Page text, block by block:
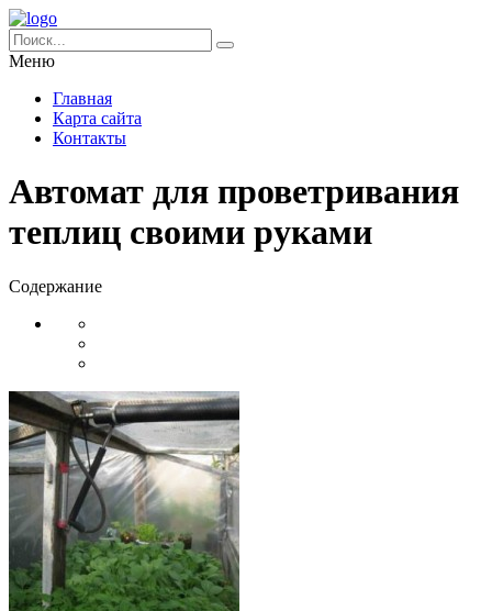
Меню
Главная
Карта сайта
Контакты
Автомат для проветривания
теплиц своими руками
Содержание